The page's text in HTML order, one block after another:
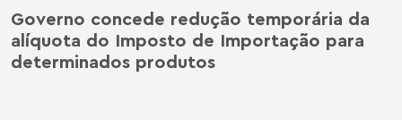
Governo concede redução temporária da
alíquota do Imposto de Importação para
determinados produtos